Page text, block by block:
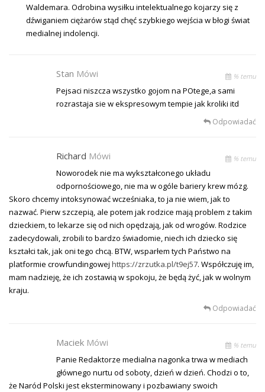
Waldemara. Odrobina wysiłku intelektualnego kojarzy się z
dźwiganiem ciężarów stąd chęć szybkiego wejścia w błogi świat
medialnej indolencji.
Stan Mówi % temu
Pejsaci niszcza wszystko gojom na POtege,a sami
rozrastaja sie w ekspresowym tempie jak kroliki itd
Odpowiadać
Richard Mówi % temu
Noworodek nie ma wykształconego układu
odpornościowego, nie ma w ogóle bariery krew mózg.
Skoro chcemy intoksynować wcześniaka, to ja nie wiem, jak to
nazwać. Pierw szczepią, ale potem jak rodzice mają problem z takim
dzieckiem, to lekarze się od nich opędzają, jak od wrogów. Rodzice
zadecydowali, zrobili to bardzo świadomie, niech ich dziecko się
kształci tak, jak oni tego chcą. BTW, wsparłem tych Państwo na
platformie crowfundingowej https://zrzutka.pl/t9ej57. Współczuję im,
mam nadzieję, że ich zostawią w spokoju, że będą żyć, jak w wolnym
kraju.
Odpowiadać
Maciek Mówi % temu
Panie Redaktorze medialna nagonka trwa w mediach
głównego nurtu od soboty, dzień w dzień. Chodzi o to,
że Naród Polski jest eksterminowany i pozbawiany swoich